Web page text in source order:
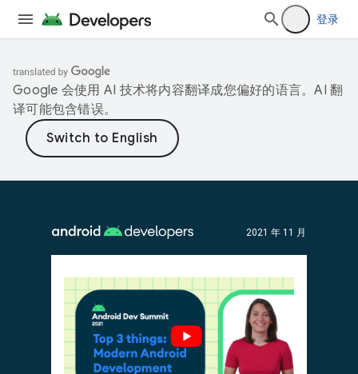
登录
Google 会使用 AI 技术将内容翻译成您偏好的语言。AI 翻
译可能包含错误。